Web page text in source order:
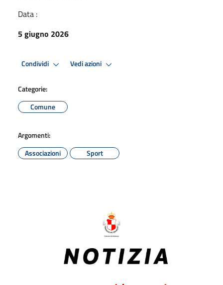
Data :
5 giugno 2026
Condividi Vedi azioni
Categorie:
Comune
Argomenti:
Associazioni
Sport